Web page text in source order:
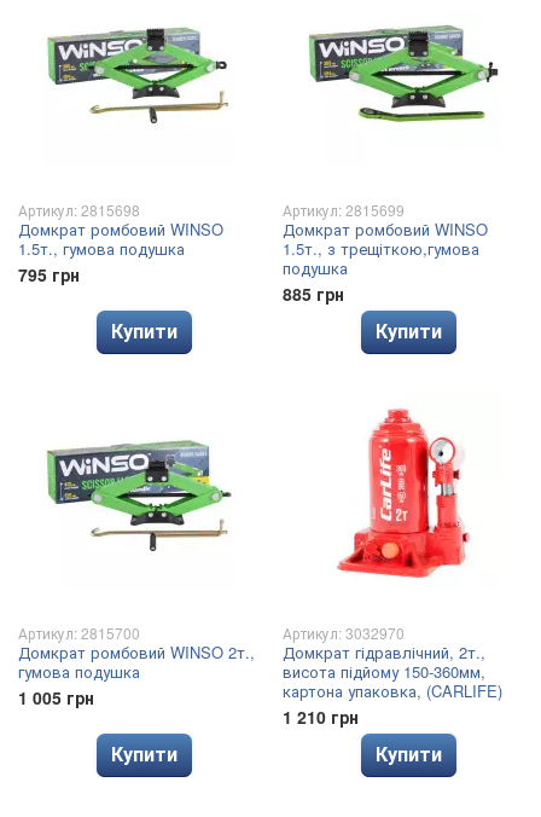
Артикул: 2815698
Домкрат ромбовий WINSO
1.5т., гумова подушка
795 грн
Купити
Артикул: 2815699
Домкрат ромбовий WINSO
1.5т., з трещіткою,гумова
подушка
885 грн
Купити
Артикул: 2815700
Домкрат ромбовий WINSO 2т.,
гумова подушка
1 005 грн
Купити
Артикул: 3032970
Домкрат гідравлічний, 2т.,
висота підйому 150-360мм,
картона упаковка, (CARLIFE)
1 210 грн
Купити